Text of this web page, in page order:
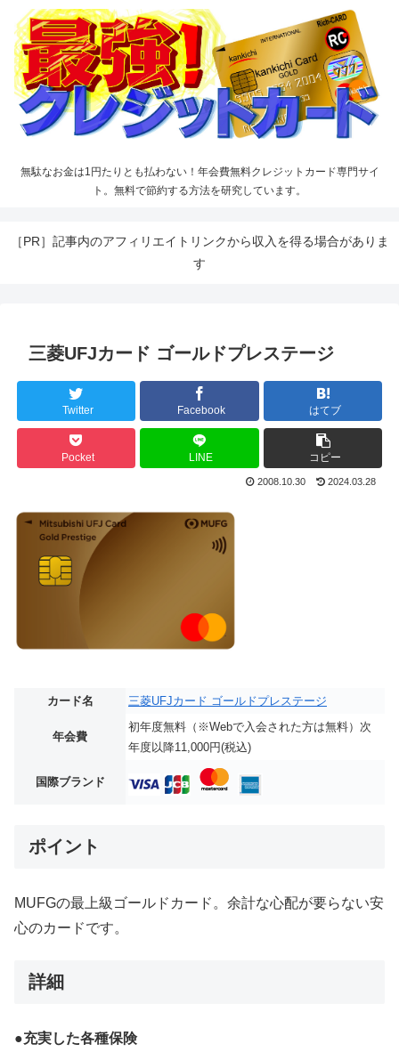
無駄なお金は1円たりとも払わない！年会費無料クレジットカード専門サイ
ト。無料で節約する方法を研究しています。
［PR］記事内のアフィリエイトリンクから収入を得る場合がありま
す
三菱UFJカード ゴールドプレステージ
Twitter Facebook はてブ
Pocket LINE コピー
2008.10.30 2024.03.28
カード名 三菱UFJカード ゴールドプレステージ
年会費
初年度無料（※Webで入会された方は無料）次
年度以降11,000円(税込)
国際ブランド
ポイント
MUFGの最上級ゴールドカード。余計な心配が要らない安
心のカードです。
詳細
●充実した各種保険